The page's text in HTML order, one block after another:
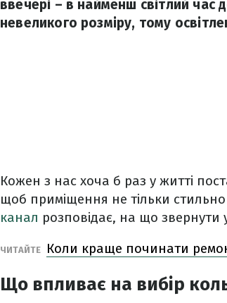
ввечері – в найменш світлий час
невеликого розміру, тому
Кожен з нас хоча б раз у житті
щоб приміщення не тільки
канал розповідає, на що звернути
ЧИТАЙТЕ Коли краще починати
Що впливає на вибір